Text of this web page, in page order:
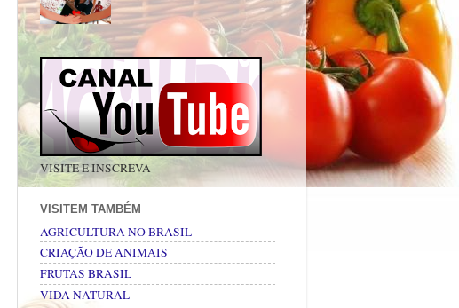
VISITE E INSCREVA
VISITEM TAMBÉM
AGRICULTURA NO BRASIL
CRIAÇÃO DE ANIMAIS
FRUTAS BRASIL
VIDA NATURAL